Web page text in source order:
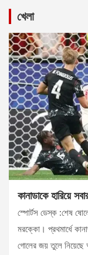
খেলা
কানাডাকে হারিয়ে
স্পোর্টস ডেস্ক :শেষ
মরক্কো। প্রথমার্ধে
গোলের জয় তুলে নিয়েছে